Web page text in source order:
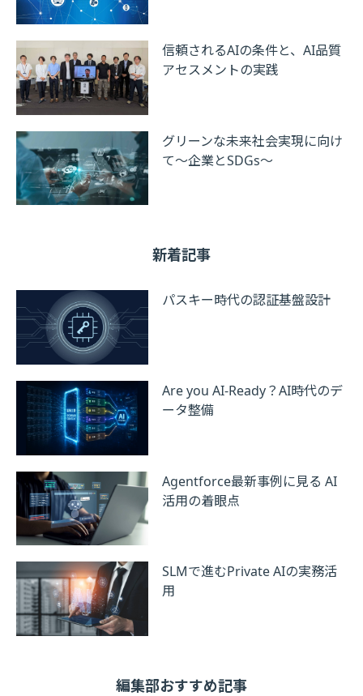
信頼されるAIの条件と、AI品質
アセスメントの実践
グリーンな未来社会実現に向け
て～企業とSDGs～
新着記事
パスキー時代の認証基盤設計
Are you AI-Ready？AI時代のデ
ータ整備
Agentforce最新事例に見る AI
活用の着眼点
SLMで進むPrivate AIの実務活
用
編集部おすすめ記事